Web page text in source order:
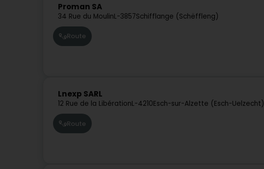
Proman SA
34 Rue du MoulinL-3857Schifflange (Schëffleng)
Route
Lnexp SARL
12 Rue de la LibérationL-4210Esch-sur-Alzette (Esch-Uelzecht)
Route